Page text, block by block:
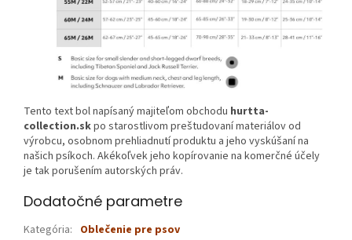
Tento text bol napísaný majiteľom obchodu hurtta-
collection.skpo starostlivom preštudovaní materiálov od
výrobcu, osobnom prehliadnutí produktu a jeho vyskúšaní na
našich psíkoch. Akékoľvek jeho kopírovanie na komerčné účely
je tak porušením autorských práv.
Dodatočné parametre
Kategória: Oblečenie pre psov